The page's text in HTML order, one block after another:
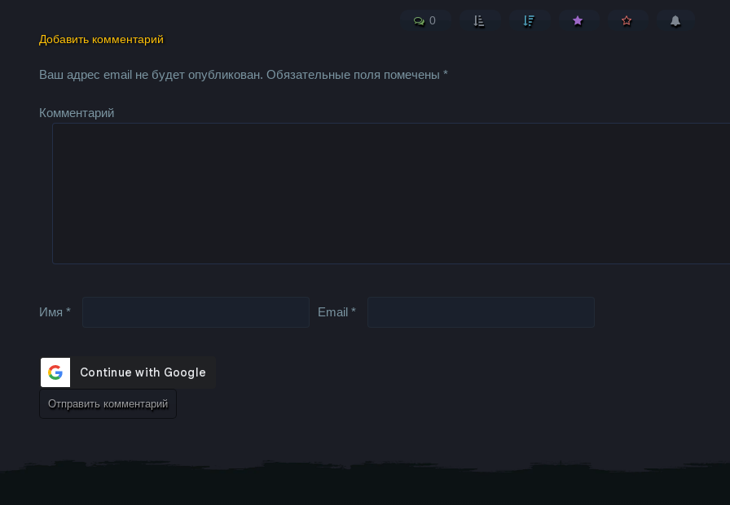
0
Добавить комментарий
Ваш адрес email не будет опубликован. Обязательные поля помечены*
Комментарий
Имя* Email*